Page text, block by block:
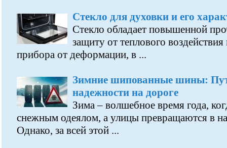
Стекло для духовки и его
Стекло обладает повышенной
защиту от теплового
прибора от деформации, в ...
Зимние шипованные шины:
надежности на дороге
Зима – волшебное время года,
снежным одеялом, а улицы превращаются в
Однако, за всей этой ...